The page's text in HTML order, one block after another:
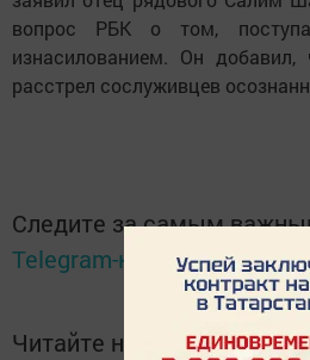
вопрос РБК о том,
изнасилованием. Он
расстрел сослуживцев
Следите за самым
Telegram-канале
Читайте новости